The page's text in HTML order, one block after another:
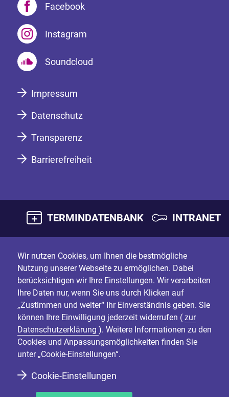
Facebook
Instagram
Soundcloud
Impressum
Datenschutz
Transparenz
Barrierefreiheit
TERMINDATENBANK INTRANET
Wir nutzen Cookies, um Ihnen die bestmögliche
Nutzung unserer Webseite zu ermöglichen. Dabei
berücksichtigen wir Ihre Einstellungen. Wir verarbeiten
Ihre Daten nur, wenn Sie uns durch Klicken auf
„Zustimmen und weiter“ Ihr Einverständnis geben. Sie
können Ihre Einwilligung jederzeit widerrufen ( zur
Datenschutzerklärung ). Weitere Informationen zu den
Cookies und Anpassungsmöglichkeiten finden Sie
unter „Cookie-Einstellungen“.
Cookie-Einstellungen